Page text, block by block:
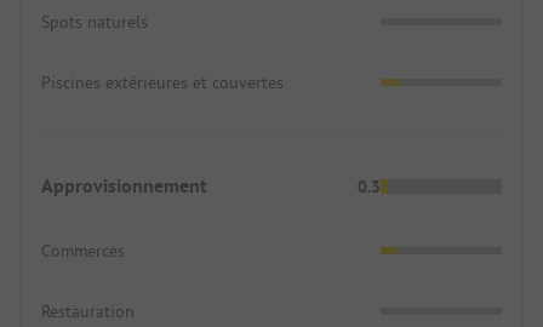
Spots naturels
Piscines extérieures et couvertes
Approvisionnement 0.3
Commerces
Restauration